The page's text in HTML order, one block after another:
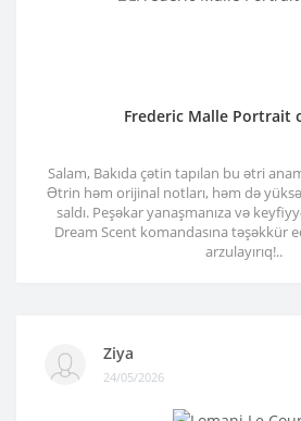
Frederic Malle Portrait
Salam, Bakıda çətin tapılan bu ətri
Ətrin həm orijinal notları, həm də yüksək
saldı. Peşəkar yanaşmanıza və
Dream Scent komandasına təşəkkür
arzulayırıq!..
Ziya
24/05/2026